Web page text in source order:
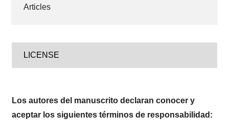
Articles
LICENSE
Los autores del manuscrito declaran conocer y
aceptar los siguientes términos de responsabilidad: